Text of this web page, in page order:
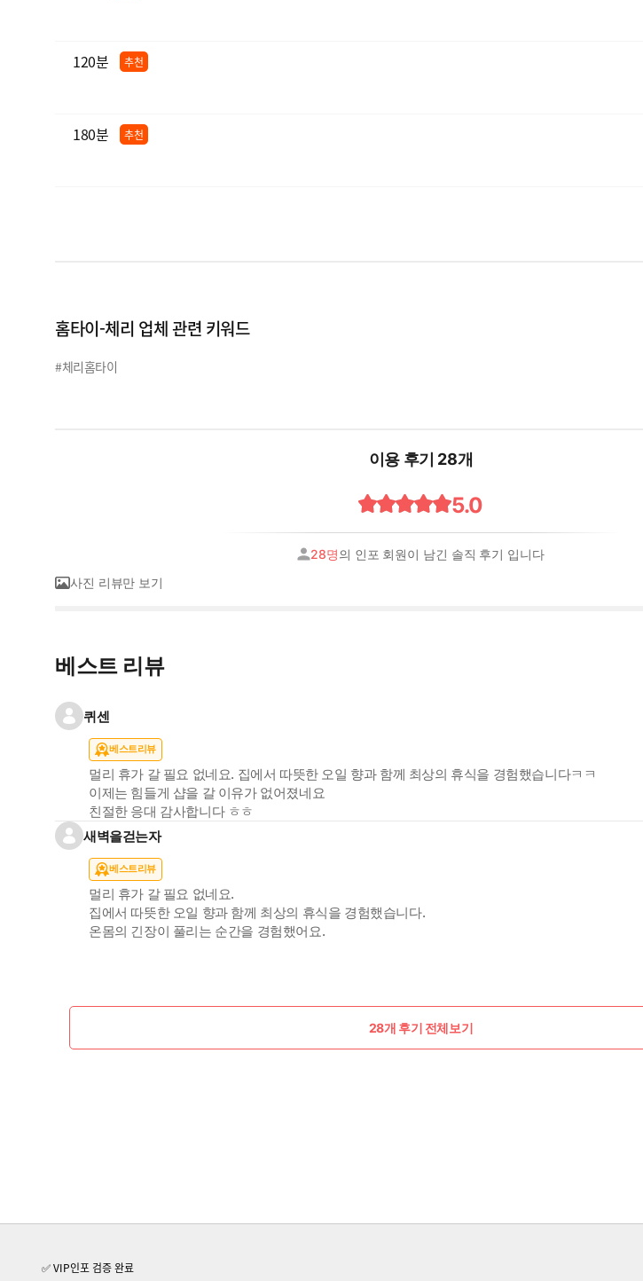
120분 추천
180분 추천
홈타이-체리 업체 관련 키워드
#체리홈타이
이용 후기 28개
5.0
28명의 인포 회원이 남긴 솔직 후기 입니다
사진 리뷰만 보기
베스트 리뷰
퀴센
베스트리뷰
멀리 휴가 갈 필요 없네요. 집에서 따뜻한 오일 향과 함께 최상의 휴식을 경험했습니다ㅋㅋ
이제는 힘들게 샵을 갈 이유가 없어졌네요
친절한 응대 감사합니다 ㅎㅎ
새벽을걷는자
베스트리뷰
멀리 휴가 갈 필요 없네요.
집에서 따뜻한 오일 향과 함께 최상의 휴식을 경험했습니다.
온몸의 긴장이 풀리는 순간을 경험했어요.
28개 후기 전체보기
✅ VIP인포 검증 완료